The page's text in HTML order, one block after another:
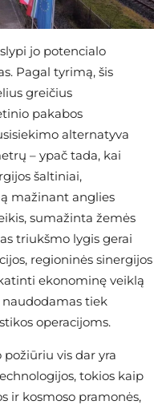
jo potencialo
Pagal tyrimą, šis
greičius
pakabos
alternatyva
– ypač tada, kai
šaltiniai,
mažinant anglies
sumažinta žemės
triukšmo lygis gerai
regioninės sinergijos
ekonominę veiklą
tiek
operacijoms.
vis dar yra
tokios kaip
ir kosmoso pramonės,